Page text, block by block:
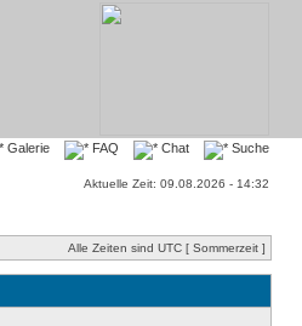
Galerie FAQ Chat Suche
Aktuelle Zeit: 09.08.2026 - 14:32
Alle Zeiten sind UTC [ Sommerzeit ]